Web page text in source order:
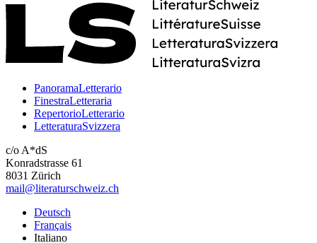
PanoramaLetterario
FinestraLetteraria
RepertorioLetterario
LetteraturaSvizzera
c/o A*dS
Konradstrasse 61
8031 Zürich
mail@literaturschweiz.ch
Deutsch
Français
Italiano